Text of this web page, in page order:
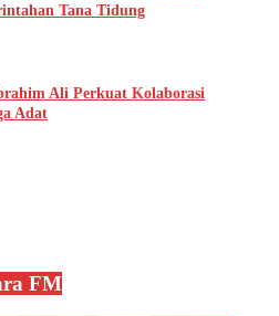
Tana Tidung
Ali Perkuat Kolaborasi
Adat
FM